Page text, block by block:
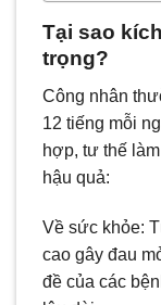
Tại sao
trọng?
Công nhân
12 tiếng mỗi
hợp, tư thế
hậu quả:
Về sức khỏe:
cao gây đau
đề của các